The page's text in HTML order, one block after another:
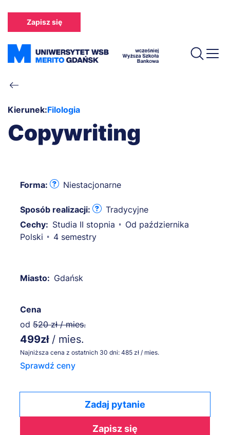
treści
Zapisz się
Ścieżka
nawigacyjna
Kierunek:Filologia
Copywriting
Forma: Niestacjonarne
Sposób realizacji:
Tradycyjne
Cechy: Studia II stopnia
Od października
Polski
4 semestry
Miasto: Gdańsk
Cena
od 520 zł / mies.
499zł / mies.
Najniższa cena z ostatnich 30 dni: 485 zł / mies.
Sprawdź ceny
Zadaj pytanie
Zapisz się